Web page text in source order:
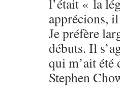
l’était « la
apprécions,
Je préfère
débuts. Il
qui m’ait été
Stephen